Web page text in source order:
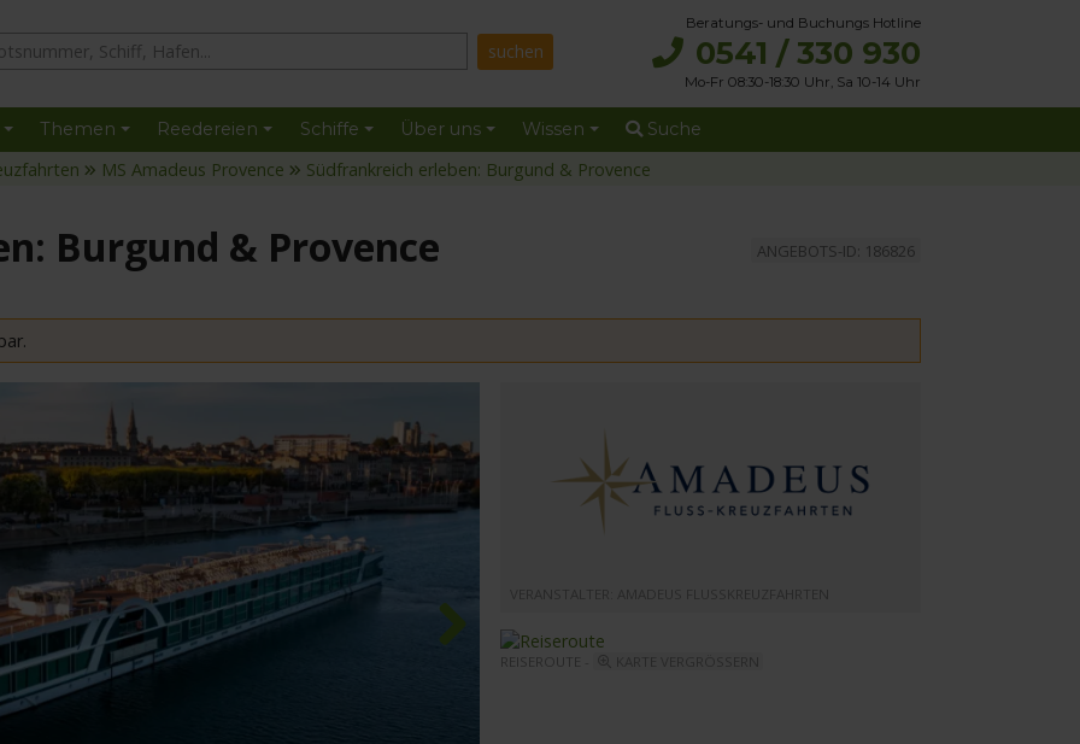
Beratungs- und Buchungs Hotline
0541 / 330 930
Mo-Fr 08:30-18:30 Uhr, Sa 10-14 Uhr
Themen Reedereien Schiffe Über uns Wissen Suche
MS Amadeus Provence Südfrankreich erleben: Burgund & Provence
Burgund & Provence ANGEBOTS-ID: 186826
REISEROUTE -